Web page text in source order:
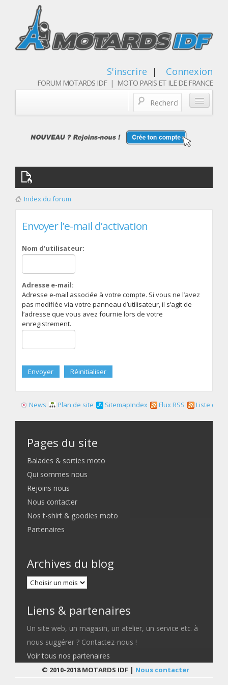
S'inscrire | Connexion
FORUM MOTARDS IDF | MOTO PARIS ET ILE DE FRANCE
Qui sommes nous
Les membres
Index du forum
Envoyer l’e-mail d’activation
Nom d’utilisateur:
Adresse e-mail:
Adresse e-mail associée à votre compte. Si vous ne l’avez
pas modifiée via votre panneau d’utilisateur, il s’agit de
l’adresse que vous avez fournie lors de votre
enregistrement.
News Plan de site SitemapIndex Flux RSS Liste des
Pages du site
Balades & sorties moto
Qui sommes nous
Rejoins nous
Nous contacter
Nos t-shirt & goodies moto
Partenaires
Archives du blog
Liens & partenaires
Un site web, un magasin, un atelier, un service etc. à
nous suggérer ? Contactez-nous !
Voir tous nos partenaires
© 2010-2018 MOTARDS IDF | Nous contacter